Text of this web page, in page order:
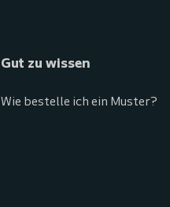
Gut zu wissen
Wie bestelle ich ein Muster?